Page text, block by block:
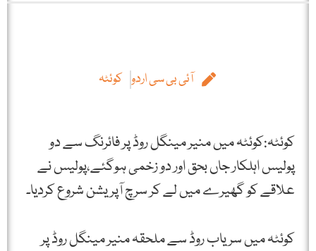
آئی بی سی اردو کوئٹہ
کوئٹہ:کوئٹہ میں منیر مینگل روڈ پر فائرنگ سے دو
پولیس اہلکار جاں بحق اور دو زخمی ہوگئے،پولیس نے
علاقے کو گھیرے میں لے کر سرچ آپریشن شروع کردیا۔
کوئٹہ میں سریاب روڈ سے ملحقہ منیر مینگل روڈ پر